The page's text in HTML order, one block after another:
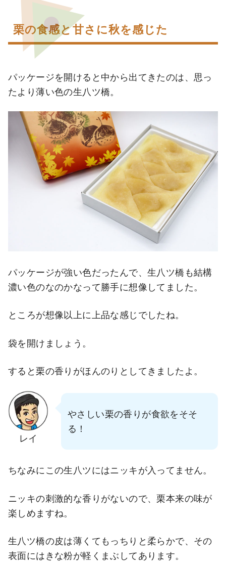
栗の食感と甘さに秋を感じた
パッケージを開けると中から出てきたのは、思っ
たより薄い色の生八ツ橋。
パッケージが強い色だったんで、生八ツ橋も結構
濃い色のなのかなって勝手に想像してました。
ところが想像以上に上品な感じでしたね。
袋を開けましょう。
すると栗の香りがほんのりとしてきましたよ。
レイ
やさしい栗の香りが食欲をそそ
る！
ちなみにこの生八ツにはニッキが入ってません。
ニッキの刺激的な香りがないので、栗本来の味が
楽しめますね。
生八ツ橋の皮は薄くてもっちりと柔らかで、その
表面にはきな粉が軽くまぶしてあります。